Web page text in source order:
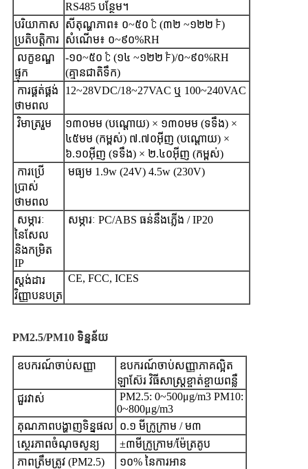
RS485 បន្ថែម។
បរិយាកាស
ប្រតិបត្តិការ
សីតុណ្ហភាព៖ ០~៥០ ℃ (៣២ ~១២២ ℉)
សំណើម៖ ០~៩០%RH
លក្ខខណ្ឌ
ផ្ទុក
-១០~៥០ ℃ (១៤ ~១២២ ℉)/០~៩០%RH
(គ្មានជាតិទឹក)
ការផ្គត់ផ្គង់
ថាមពល
12~28VDC/18~27VAC ឬ 100~240VAC
វិមាត្ររួម
១៣០មម (បណ្តោយ) × ១៣០មម (ទទឹង) ×
៤៥មម (កម្ពស់) ៧.៧០អ៊ីញ (បណ្តោយ) ×
៦.១០អ៊ីញ (ទទឹង) × ២.៤០អ៊ីញ (កម្ពស់)
ការប្រើ
ប្រាស់
ថាមពល
មធ្យម 1.9w (24V) 4.5w (230V)
សម្ភារៈ
នៃសែល
និងកម្រិត
IP
សម្ភារៈ PC/ABS ធន់នឹងភ្លើង / IP20
ស្តង់ដារ
វិញ្ញាបនបត្រ
CE, FCC, ICES
PM2.5/PM10 ទិន្នន័យ
ឧបករណ៍ចាប់សញ្ញា
ឧបករណ៍ចាប់សញ្ញាភាគល្អិត
ឡាស៊ែរ វិធីសាស្ត្រខ្ចាត់ខ្ចាយពន្លឺ
ជួរវាស់
PM2.5: 0~500μg/m3 PM10:
0~800μg/m3
គុណភាពបង្ហាញទិន្នផល
០.១ មីក្រូក្រាម / ម៣
ស្ថេរភាពចំណុចសូន្យ
±៣មីក្រូក្រាម/ម៉ែត្រគូប
ភាពត្រឹមត្រូវ (PM2.5)
១០% នៃការអាន